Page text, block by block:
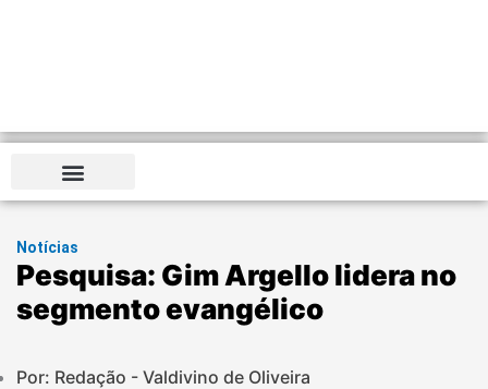
Notícias
Pesquisa: Gim Argello lidera no
segmento evangélico
Por: Redação - Valdivino de Oliveira